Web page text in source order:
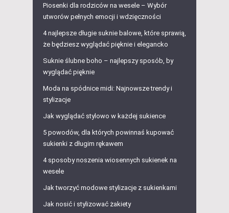
Piosenki dla rodziców na wesele – Wybór
utworów pełnych emocji i wdzięczności
4 najlepsze długie suknie balowe, które sprawią,
że będziesz wyglądać pięknie i elegancko
Suknie ślubne boho – najlepszy sposób, by
wyglądać pięknie
Moda na spódnice midi: Najnowsze trendy i
stylizacje
Jak wyglądać stylowo w każdej sukience
5 powodów, dla których powinnaś kupować
sukienki z długim rękawem
4 sposoby noszenia wiosennych sukienek na
wesele
Jak tworzyć modowe stylizacje z sukienkami
Jak nosić i stylizować żakiety